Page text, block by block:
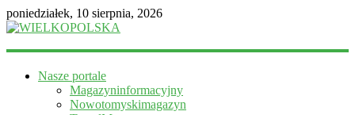
poniedziałek, 10 sierpnia, 2026
WIELKOPOLSKA
informacyjny
Nasze portale
Magazyninformacyjny
Nowotomyskimagazyn